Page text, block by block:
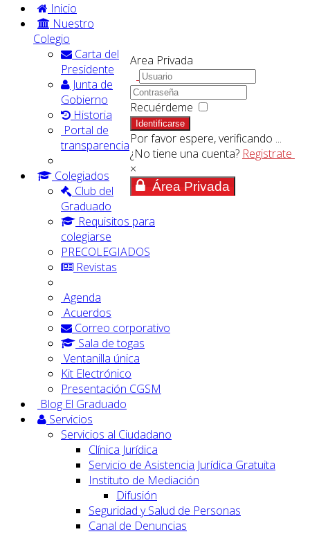
Area Privada
Recuérdeme
Identificarse
Por favor espere, verificando ...
¿No tiene una cuenta? Registrate
×
Área Privada
Inicio
Nuestro
Colegio
Carta del
Presidente
Junta de
Gobierno
Historia
Portal de
transparencia
Colegiados
Club del
Graduado
Requisitos para
colegiarse
PRECOLEGIADOS
Revistas
Agenda
Acuerdos
Correo corporativo
Sala de togas
Ventanilla única
Kit Electrónico
Presentación CGSM
Blog El Graduado
Servicios
Servicios al Ciudadano
Clínica Jurídica
Servicio de Asistencia Jurídica Gratuita
Instituto de Mediación
Difusión
Seguridad y Salud de Personas
Canal de Denuncias